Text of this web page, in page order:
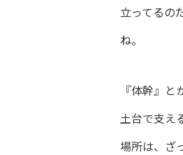
立ってるの
ね。
『体幹』
土台で支え
場所は、ざ